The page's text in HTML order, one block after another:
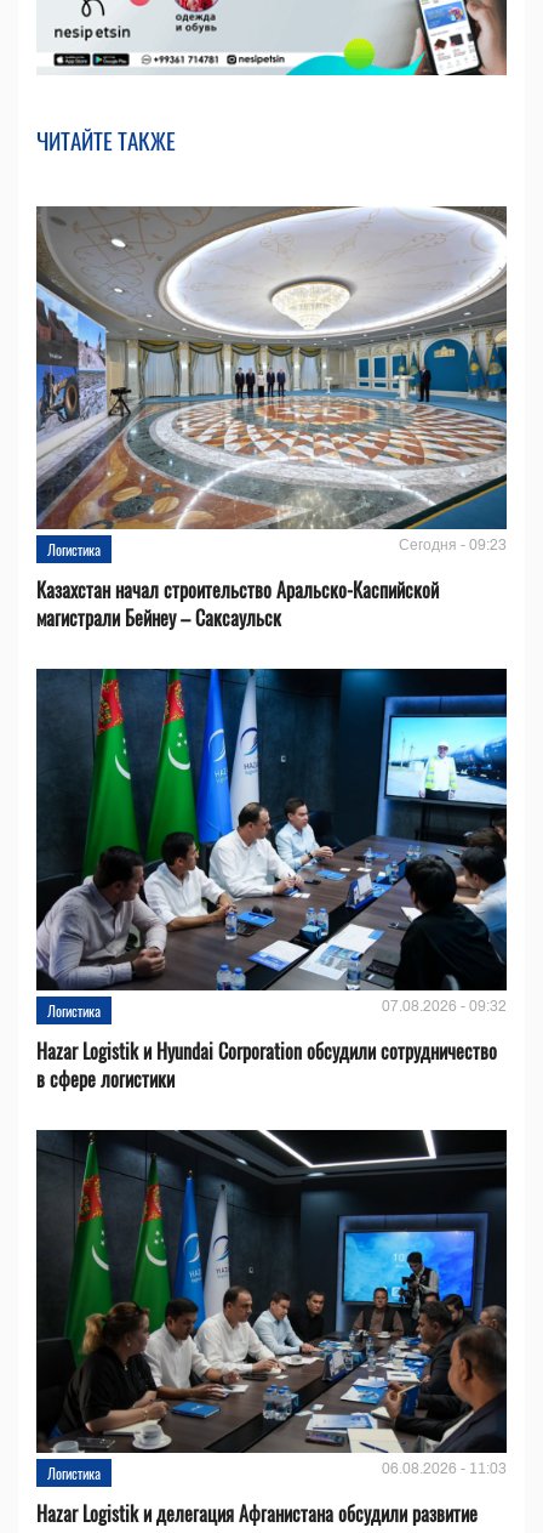
ЧИТАЙТЕ ТАКЖЕ
Логистика Сегодня - 09:23
Казахстан начал строительство Аральско-Каспийской
магистрали Бейнеу – Саксаульск
Логистика 07.08.2026 - 09:32
Hazar Logistik и Hyundai Corporation обсудили сотрудничество
в сфере логистики
Логистика 06.08.2026 - 11:03
Hazar Logistik и делегация Афганистана обсудили развитие